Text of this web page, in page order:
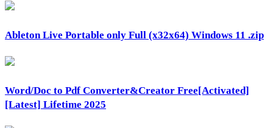
Ableton Live Portable only Full (x32x64) Windows 11 .zip
Word/Doc to Pdf Converter&Creator Free[Activated]
[Latest] Lifetime 2025